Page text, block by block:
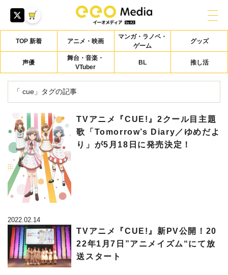
TOP 新着 アニメ・映画
マンガ・ラノベ・
ゲーム
グッズ
声優
舞台・音楽・
VTuber
BL 推し活
「 cue」タグの記事
TVアニメ『CUE!』2クール目主題
歌「Tomorrow’s Diary／ゆめだよ
り」が5月18日に発売決定！
2022.02.14
TVアニメ『CUE!』新PV公開！20
22年1月7日”アニメイズム“にて放
送スタート